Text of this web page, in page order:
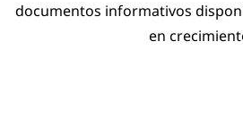
documentos informativos
en